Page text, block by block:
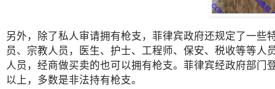
另外，除了私人审请拥有枪支，菲律宾政府还规定了一
员、宗教人员，医生、护士、工程师、保安、税收等等
人员，经商做买卖的也可以拥有枪支。菲律宾经政府部
以上，多数是非法持有枪支。